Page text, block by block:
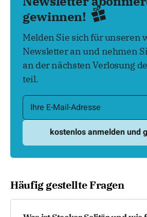
gewinnen!
Melden Sie sich für unseren
Newsletter an und nehmen
an der nächsten Verlosung
teil.
Häufig gestellte Fragen